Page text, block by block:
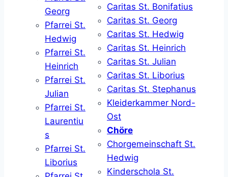
Georg
Pfarrei St.
Hedwig
Pfarrei St.
Heinrich
Pfarrei St.
Julian
Pfarrei St.
Laurentiu
s
Pfarrei St.
Liborius
Caritas St. Bonifatius
Caritas St. Georg
Caritas St. Hedwig
Caritas St. Heinrich
Caritas St. Julian
Caritas St. Liborius
Caritas St. Stephanus
Kleiderkammer Nord-
Ost
Chöre
Chorgemeinschaft St.
Hedwig
Kinderschola St.